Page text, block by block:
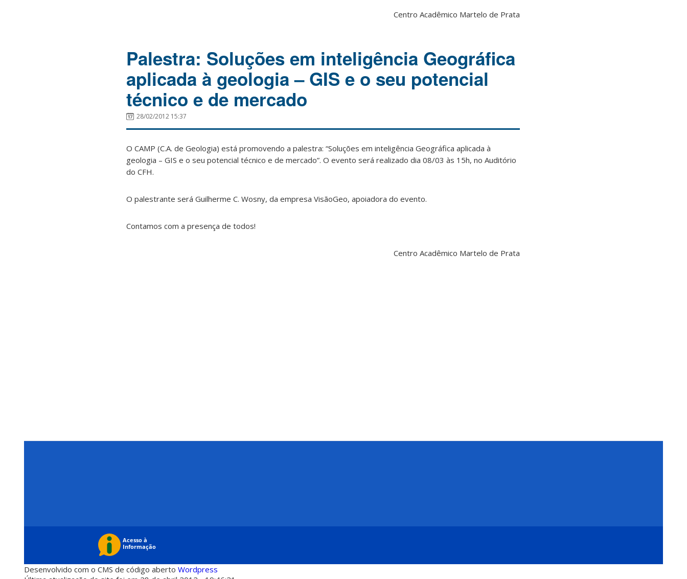
Centro Acadêmico Martelo de Prata
Palestra: Soluções em inteligência Geográfica
aplicada à geologia – GIS e o seu potencial
técnico e de mercado
28/02/2012 15:37
O CAMP (C.A. de Geologia) está promovendo a palestra: “Soluções em inteligência Geográfica aplicada à
geologia – GIS e o seu potencial técnico e de mercado”. O evento será realizado dia 08/03 às 15h, no Auditório
do CFH.
O palestrante será Guilherme C. Wosny, da empresa VisãoGeo, apoiadora do evento.
Contamos com a presença de todos!
Centro Acadêmico Martelo de Prata
Desenvolvido com o CMS de código aberto Wordpress